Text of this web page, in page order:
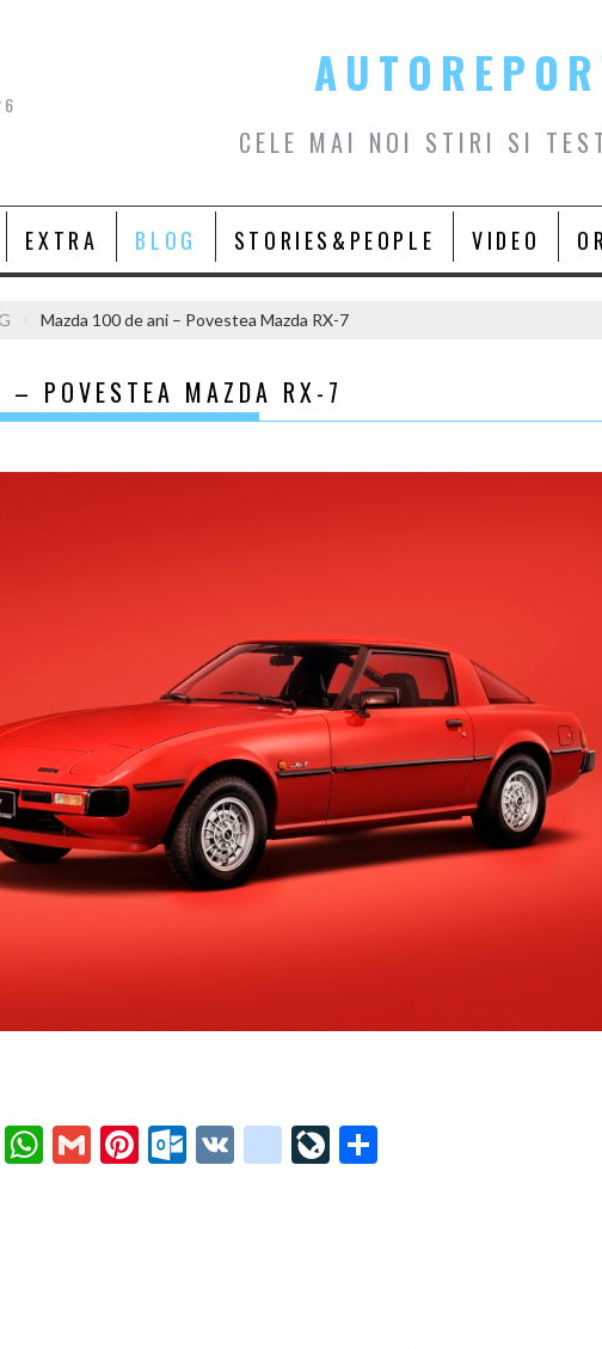
CELE MAI NOI STIRI SI
EXTRA BLOG STORIES&PEOPLE VIDEO
Mazda 100 de ani – Povestea Mazda RX-7
POVESTEA MAZDA RX-7
Li W G
Pi O V
g
Li